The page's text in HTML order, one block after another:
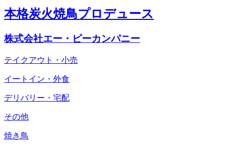
本格炭火焼鳥プロデュース
株式会社エー・ピーカンパニー
テイクアウト・小売
イートイン・外食
デリバリー・宅配
その他
焼き鳥